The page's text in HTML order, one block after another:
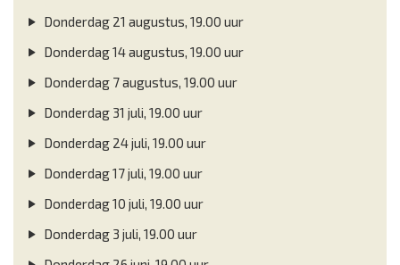
Donderdag 21 augustus, 19.00 uur
Donderdag 14 augustus, 19.00 uur
Donderdag 7 augustus, 19.00 uur
Donderdag 31 juli, 19.00 uur
Donderdag 24 juli, 19.00 uur
Donderdag 17 juli, 19.00 uur
Donderdag 10 juli, 19.00 uur
Donderdag 3 juli, 19.00 uur